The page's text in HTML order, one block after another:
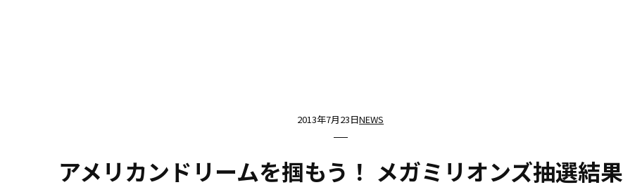
2013年7月23日NEWS
アメリカンドリームを掴もう！ メガミリオンズ抽選結果